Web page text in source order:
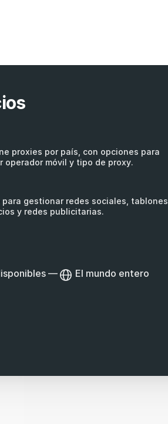
proxies por país, con opciones para
operador móvil y tipo de proxy.
gestionar redes sociales, tablones
y redes publicitarias.
— El mundo entero